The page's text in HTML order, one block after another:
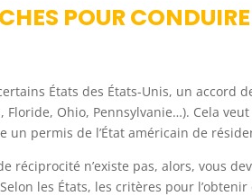
POUR
États des États-Unis, un accord
Floride, Ohio, Pennsylvanie…). Cela
un permis de l’État américain de
réciprocité n’existe pas, alors, vous
les États, les critères pour